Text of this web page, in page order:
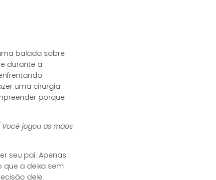
balada sobre
durante a
uma cirurgia
porque
jogou as mãos
seu pai. Apenas
que a deixa sem
dele.